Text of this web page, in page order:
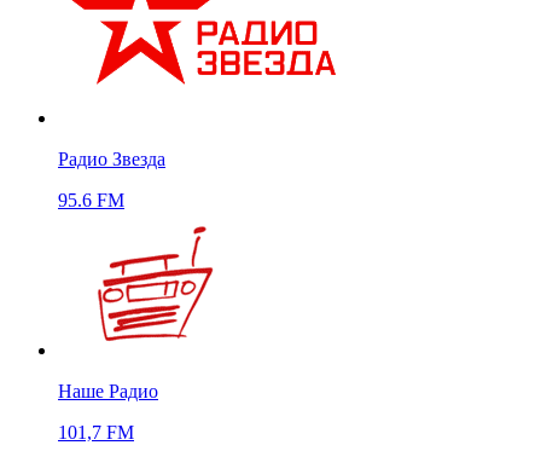
Радио Звезда
95.6 FM
Наше Радио
101,7 FM